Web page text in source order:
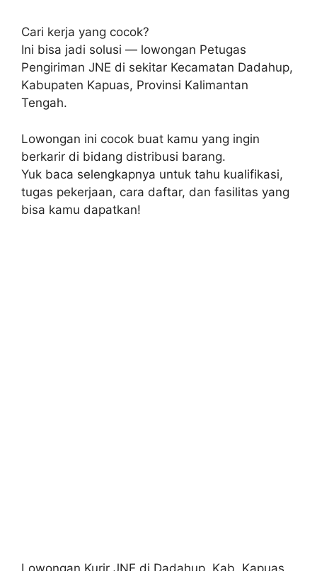
Cari kerja yang cocok?
Ini bisa jadi solusi — lowongan Petugas
Pengiriman JNE di sekitar Kecamatan Dadahup,
Kabupaten Kapuas, Provinsi Kalimantan
Tengah.
Lowongan ini cocok buat kamu yang ingin
berkarir di bidang distribusi barang.
Yuk baca selengkapnya untuk tahu kualifikasi,
tugas pekerjaan, cara daftar, dan fasilitas yang
bisa kamu dapatkan!
Lowongan Kurir JNE di Dadahup, Kab. Kapuas,